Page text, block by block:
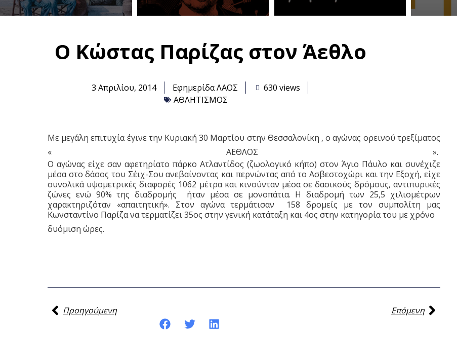
Ο Κώστας Παρίζας στον Άεθλο
3 Απριλίου, 2014 Εφημερίδα ΛΑΟΣ
630 views
ΑΘΛΗΤΙΣΜΟΣ
Με μεγάλη επιτυχία έγινε την Κυριακή 30 Μαρτίου στην Θεσσαλονίκη , ο αγώνας ορεινού τρεξίματος
« ΑΕΘΛΟΣ ».
Ο αγώνας είχε σαν αφετηρίατο πάρκο Ατλαντίδος (ζωολογικό κήπο) στον Άγιο Πάυλο και συνέχιζε
μέσα στο δάσος του Σέιχ-Σου ανεβαίνοντας και περνώντας από το Ασβεστοχώρι και την Εξοχή, είχε
συνολικά υψομετρικές διαφορές 1062 μέτρα και κινούνταν μέσα σε δασικούς δρόμους, αντιπυρικές
ζώνες ενώ 90% της διαδρομής ήταν μέσα σε μονοπάτια. Η διαδρομή των 25,5 χιλιομέτρων
χαρακτηριζόταν «απαιτητική». Στον αγώνα τερμάτισαν 158 δρομείς με τον συμπολίτη μας
Κωνσταντίνο Παρίζα να τερματίζει 35ος στην γενική κατάταξη και 4ος στην κατηγορία του με χρόνο
δυόμιση ώρες.
Προηγούμενη
Επόμενη